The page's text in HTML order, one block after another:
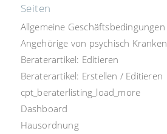
Seiten
Allgemeine Geschäftsbedingungen
Angehörige von psychisch Kranken
Beraterartikel: Editieren
Beraterartikel: Erstellen / Editieren
cpt_beraterlisting_load_more
Dashboard
Hausordnung